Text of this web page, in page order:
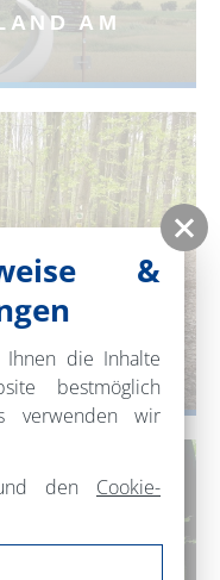
AM
&
Ihnen die Inhalte
bestmöglich
verwenden wir
den Cookie-